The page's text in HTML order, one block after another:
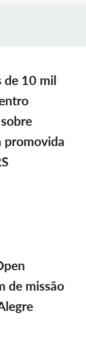
de 10 mil
promovida
de missão